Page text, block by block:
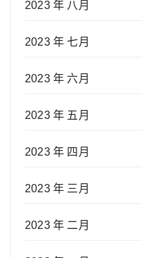
2023 年 八月
2023 年 七月
2023 年 六月
2023 年 五月
2023 年 四月
2023 年 三月
2023 年 二月